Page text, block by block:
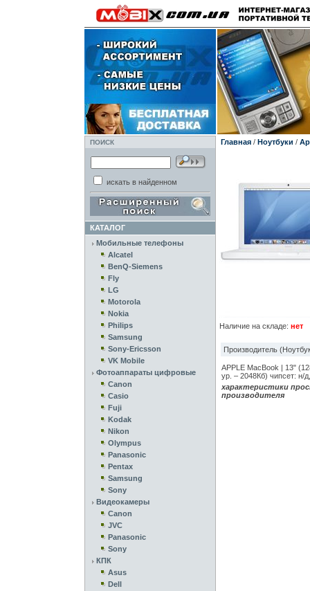
ПОИСК
искать в найденном
КАТАЛОГ
Мобильные телефоны
Alcatel
BenQ-Siemens
Fly
LG
Motorola
Nokia
Philips
Samsung
Sony-Ericsson
VK Mobile
Фотоаппараты цифровые
Canon
Casio
Fuji
Kodak
Nikon
Olympus
Panasonic
Pentax
Samsung
Sony
Видеокамеры
Canon
JVC
Panasonic
Sony
КПК
Asus
Dell
Главная/ Ноутбуки /
Наличие на складе: нет
Производитель
APPLE MacBook | 13"
ур. – 2048Кб) чипсет: н/
характеристики
производителя